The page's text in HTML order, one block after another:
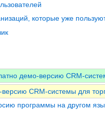
которые уже
демо-версию CRM-
CRM-системы для
программы на другом